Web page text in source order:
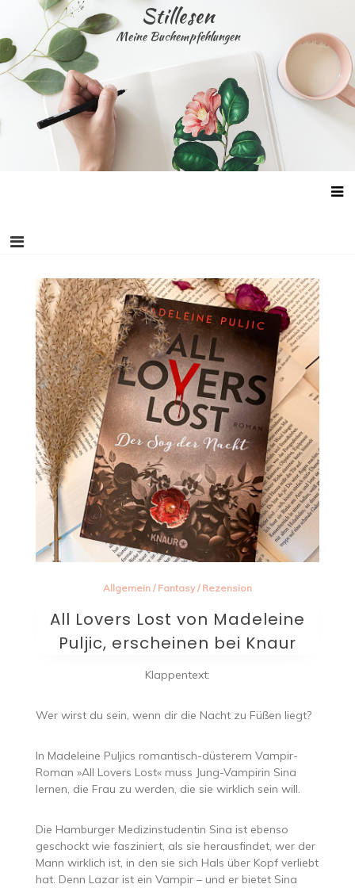
content
Stillesen
Meine Buchempfehlungen
Allgemein/ Fantasy/ Rezension
All Lovers Lost von Madeleine
Puljic, erscheinen bei Knaur
Klappentext:
Wer wirst du sein, wenn dir die Nacht zu Füßen liegt?
In Madeleine Puljics romantisch-düsterem Vampir-
Roman »All Lovers Lost« muss Jung-Vampirin Sina
lernen, die Frau zu werden, die sie wirklich sein will.
Die Hamburger Medizinstudentin Sina ist ebenso
geschockt wie fasziniert, als sie herausfindet, wer der
Mann wirklich ist, in den sie sich Hals über Kopf verliebt
hat. Denn Lazar ist ein Vampir – und er bietet Sina